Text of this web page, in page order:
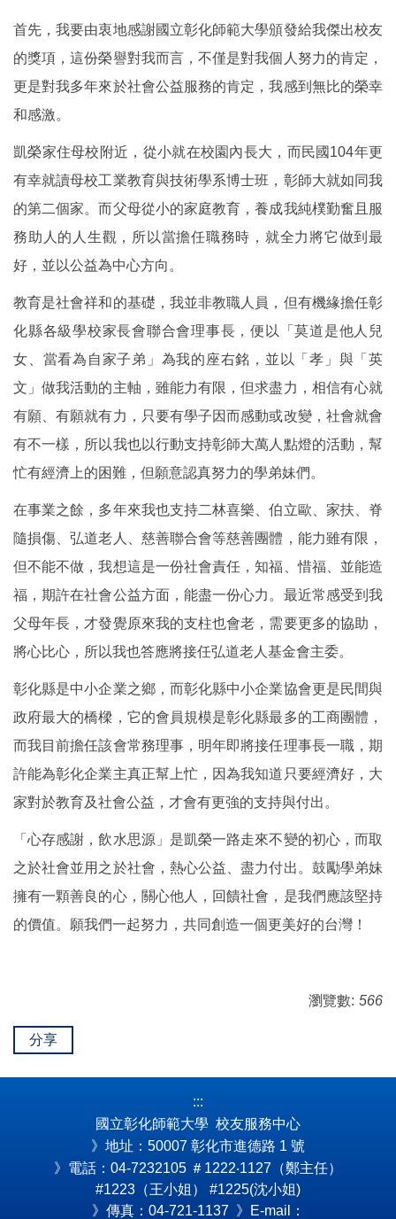
首先，我要由衷地感謝國立彰化師範大學頒發給我傑出校友
的獎項，這份榮譽對我而言，不僅是對我個人努力的肯定，
更是對我多年來於社會公益服務的肯定，我感到無比的榮幸
和感激。
凱榮家住母校附近，從小就在校園內長大，而民國104年更
有幸就讀母校工業教育與技術學系博士班，彰師大就如同我
的第二個家。而父母從小的家庭教育，養成我純樸勤奮且服
務助人的人生觀，所以當擔任職務時，就全力將它做到最
好，並以公益為中心方向。
教育是社會祥和的基礎，我並非教職人員，但有機緣擔任彰
化縣各級學校家長會聯合會理事長，便以「莫道是他人兒
女、當看為自家子弟」為我的座右銘，並以「孝」與「英
文」做我活動的主軸，雖能力有限，但求盡力，相信有心就
有願、有願就有力，只要有學子因而感動或改變，社會就會
有不一樣，所以我也以行動支持彰師大萬人點燈的活動，幫
忙有經濟上的困難，但願意認真努力的學弟妹們。
在事業之餘，多年來我也支持二林喜樂、伯立歐、家扶、脊
隨損傷、弘道老人、慈善聯合會等慈善團體，能力雖有限，
但不能不做，我想這是一份社會責任，知福、惜福、並能造
福，期許在社會公益方面，能盡一份心力。最近常感受到我
父母年長，才發覺原來我的支柱也會老，需要更多的協助，
將心比心，所以我也答應將接任弘道老人基金會主委。
彰化縣是中小企業之鄉，而彰化縣中小企業協會更是民間與
政府最大的橋樑，它的會員規模是彰化縣最多的工商團體，
而我目前擔任該會常務理事，明年即將接任理事長一職，期
許能為彰化企業主真正幫上忙，因為我知道只要經濟好，大
家對於教育及社會公益，才會有更強的支持與付出。
「心存感謝，飲水思源」是凱榮一路走來不變的初心，而取
之於社會並用之於社會，熱心公益、盡力付出。鼓勵學弟妹
擁有一顆善良的心，關心他人，回饋社會，是我們應該堅持
的價值。願我們一起努力，共同創造一個更美好的台灣！
瀏覽數: 566
分享
:::
國立彰化師範大學 校友服務中心
》地址：50007 彰化市進德路 1 號
》電話：04-7232105 ＃1222‧1127（鄭主任）
#1223（王小姐） #1225(沈小姐)
》傳真：04-721-1137 》E-mail：